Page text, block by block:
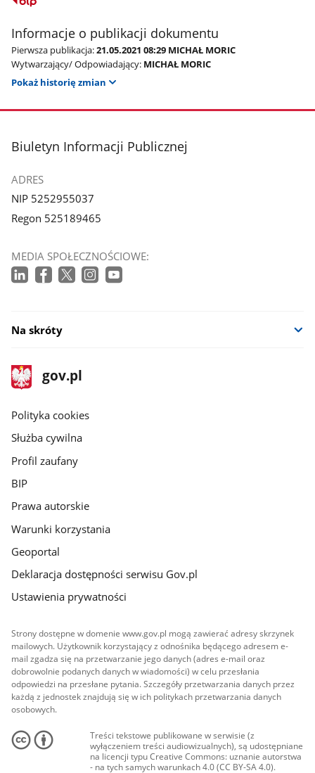
Informacje o publikacji dokumentu
Pierwsza publikacja:21.05.2021 08:29 MICHAŁ MORIC
Wytwarzający/ Odpowiadający: MICHAŁ MORIC
Pokaż historię zmian
stopka
Biuletyn Informacji Publicznej
ADRES
NIP 5252955037
Regon 525189465
MEDIA SPOŁECZNOŚCIOWE:
Na skróty
stopka
gov.pl
Strona
gov.pl
gov.pl
Polityka cookies
Służba cywilna
Profil zaufany
BIP
Prawa autorskie
Warunki korzystania
Geoportal
Deklaracja dostępności serwisu Gov.pl
Ustawienia prywatności
Strony dostępne w domenie www.gov.pl mogą zawierać adresy skrzynek
mailowych. Użytkownik korzystający z odnośnika będącego adresem e-
mail zgadza się na przetwarzanie jego danych (adres e-mail oraz
dobrowolnie podanych danych w wiadomości) w celu przesłania
odpowiedzi na przesłane pytania. Szczegóły przetwarzania danych przez
każdą z jednostek znajdują się w ich politykach przetwarzania danych
osobowych.
Treści tekstowe publikowane w serwisie (z
wyłączeniem treści audiowizualnych), są udostępniane
na licencji typu Creative Commons: uznanie autorstwa
- na tych samych warunkach 4.0 (CC BY-SA 4.0).